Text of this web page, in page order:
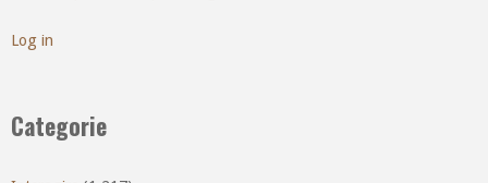
Log in
Categorie